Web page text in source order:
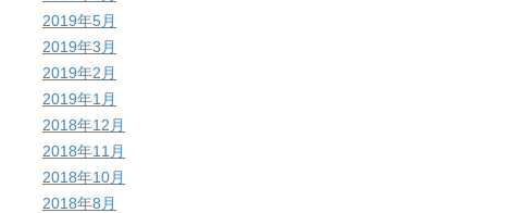
2019年5月
2019年3月
2019年2月
2019年1月
2018年12月
2018年11月
2018年10月
2018年8月